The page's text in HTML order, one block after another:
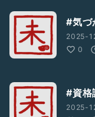
#気づ
2025-
0
#資格
2025-